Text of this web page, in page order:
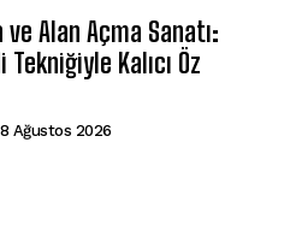
ve Alan Açma Sanatı:
Kalıcı Öz
8 Ağustos 2026